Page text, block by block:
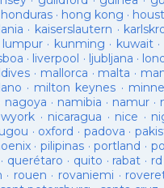
honduras· hong kong ·
· kaiserslautern ·
lumpur· kunming · kuwait·
· liverpool · ljubljana ·
· mallorca · malta ·
· milton keynes ·
nagoya · namibia · namur ·
· nicaragua · nice ·
· oxford · padova ·
·pilipinas ·portland ·
· querétaro · quito · rabat ·
· rouen · rovaniemi ·